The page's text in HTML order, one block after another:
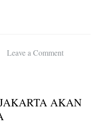
Leave a Commenton
AKAN
AKAN